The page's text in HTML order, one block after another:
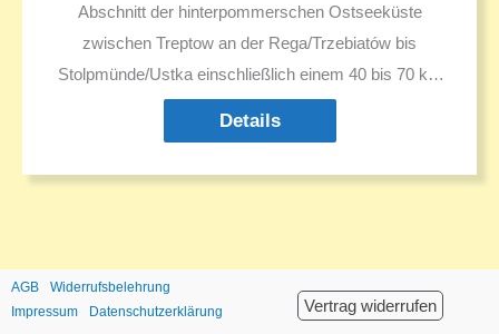
Abschnitt der hinterpommerschen Ostseeküste
zwischen Treptow an der Rega/Trzebiatów bis
Stolpmünde/Ustka einschließlich einem 40 bis 70 km
breiten Streifen des Hinterlandes um die Städte
Kolberg/Kolobrzeg und Köslin/Koszalin.
Details
AGB
Widerrufsbelehrung
Impressum
Datenschutzerklärung Vertrag widerrufen